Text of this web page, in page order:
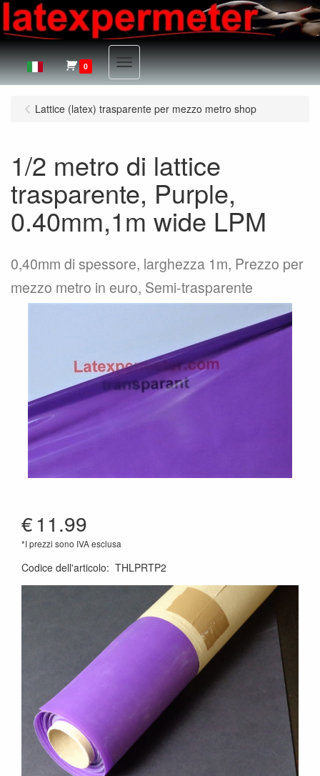
0 Menu
Lattice (latex) trasparente per mezzo metro shop
1/2 metro di lattice
trasparente, Purple,
0.40mm,1m wide LPM
0,40mm di spessore, larghezza 1m, Prezzo per
mezzo metro in euro, Semi-trasparente
€11.99
*I prezzi sono IVA esclusa
Codice dell'articolo: THLPRTP2